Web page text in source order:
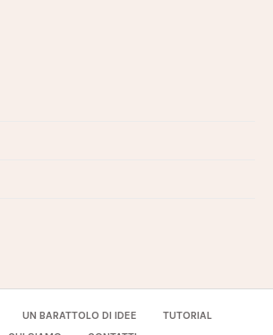
UN BARATTOLO DI IDEE
TUTORIAL